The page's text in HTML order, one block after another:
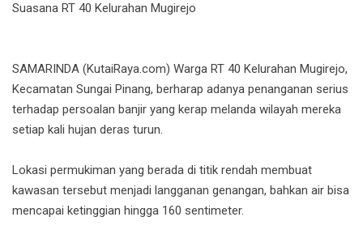
Suasana RT 40 Kelurahan Mugirejo
SAMARINDA (KutaiRaya.com) Warga RT 40 Kelurahan Mugirejo,
Kecamatan Sungai Pinang, berharap adanya penanganan serius
terhadap persoalan banjir yang kerap melanda wilayah mereka
setiap kali hujan deras turun.
Lokasi permukiman yang berada di titik rendah membuat
kawasan tersebut menjadi langganan genangan, bahkan air bisa
mencapai ketinggian hingga 160 sentimeter.